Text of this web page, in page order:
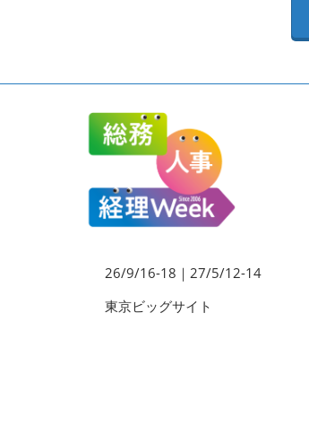
【9月より】バックオフィス
AIエージェント EXPO
【9月】展示会概要
26/9/16-18｜27/5/12-14
東京ビッグサイト